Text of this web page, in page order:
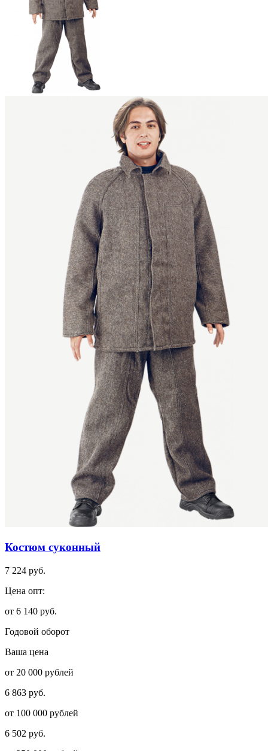
Костюм суконный
7 224 руб.
Цена опт:
от 6 140 руб.
Годовой оборот
Ваша цена
от 20 000 рублей
6 863 руб.
от 100 000 рублей
6 502 руб.